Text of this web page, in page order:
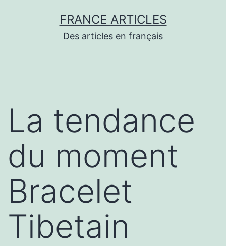
FRANCE ARTICLES
Des articles en français
La tendance
du moment
Bracelet
Tibetain